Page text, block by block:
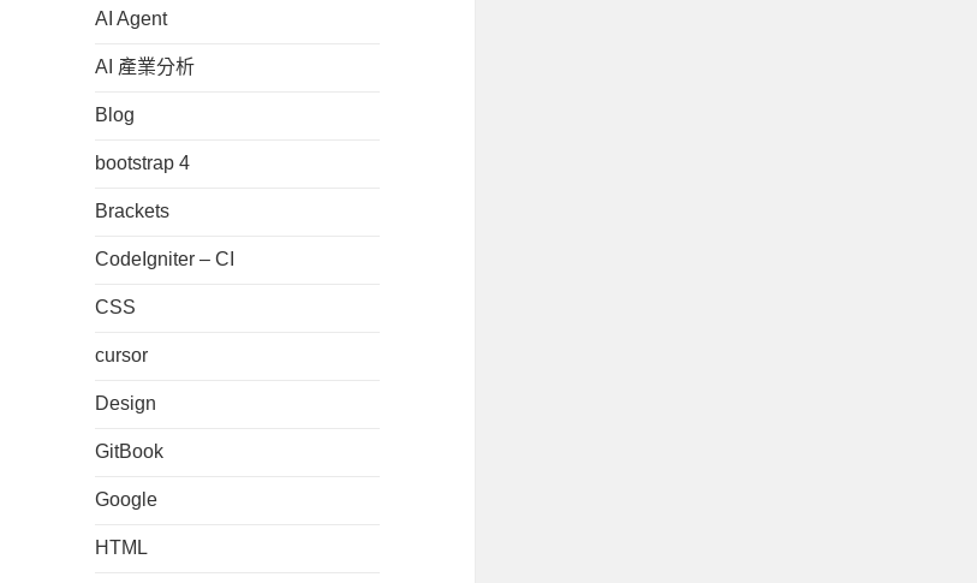
AI Agent
AI 產業分析
Blog
bootstrap 4
Brackets
CodeIgniter – CI
CSS
cursor
Design
GitBook
Google
HTML